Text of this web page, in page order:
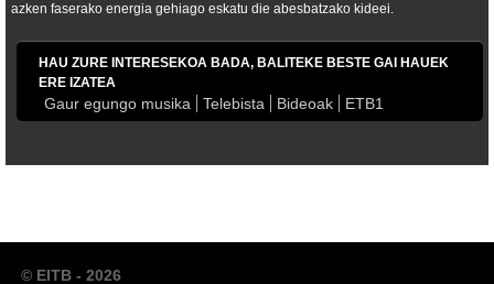
azken faserako energia gehiago eskatu die abesbatzako kideei.
HAU ZURE INTERESEKOA BADA, BALITEKE BESTE GAI HAUEK
ERE IZATEA
Gaur egungo musika Telebista Bideoak ETB1
© EITB - 2026